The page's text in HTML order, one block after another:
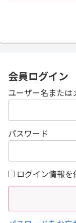
会員ログイン
ユーザー名または
パスワード
ログイン情報を